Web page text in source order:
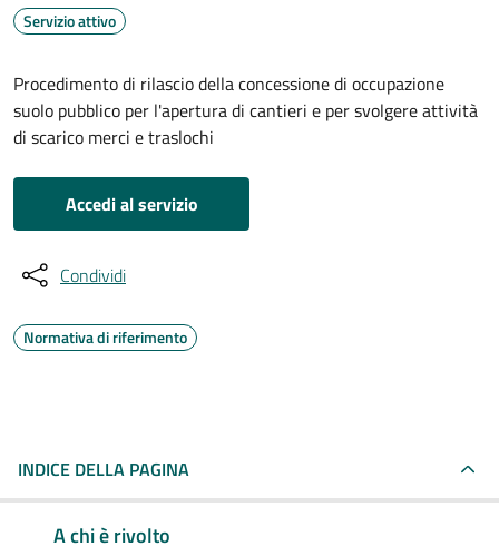
Servizio attivo
Procedimento di rilascio della concessione di occupazione
suolo pubblico per l'apertura di cantieri e per svolgere attività
di scarico merci e traslochi
Accedi al servizio
Condividi
Normativa di riferimento
INDICE DELLA PAGINA
A chi è rivolto